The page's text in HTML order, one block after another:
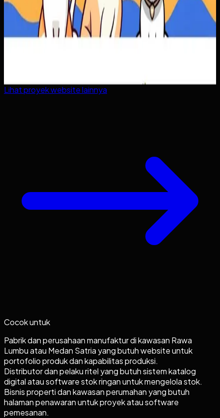
Lihat proyekwebsitelainnya
Cocok untuk
Pabrik dan perusahaan manufaktur di kawasan Rawa
Lumbu atau Medan Satria yang butuh website untuk
portofolio produk dan kapabilitas produksi.
Distributor dan pelaku ritel yang butuh sistem katalog
digital atau software stok ringan untuk mengelola stok.
Bisnis properti dan kawasan perumahan yang butuh
halaman penawaran untuk proyek atau software
pemesanan.